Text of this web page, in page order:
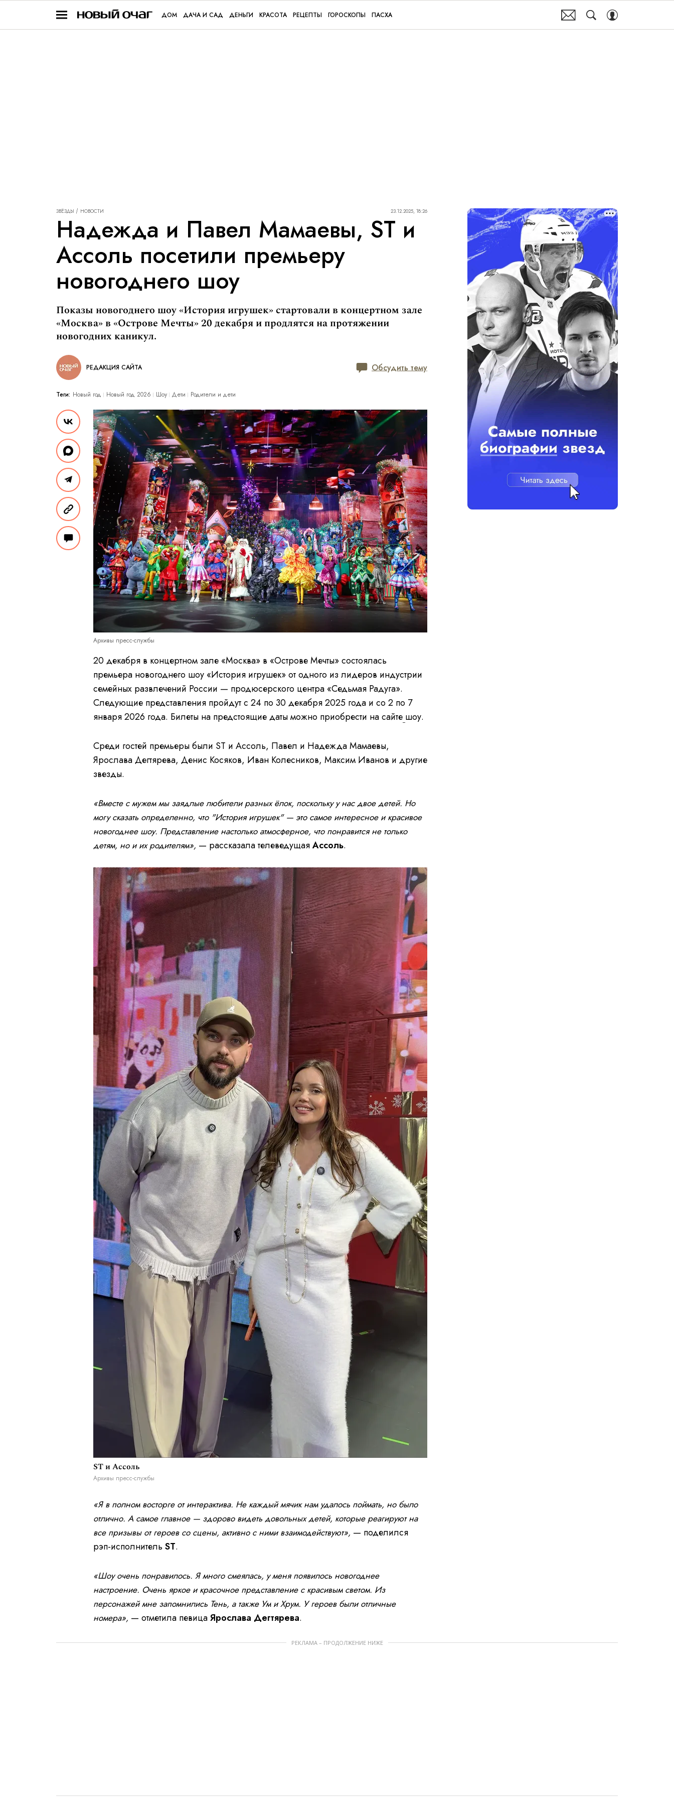
ДОМ ДАЧА И САД ДЕНЬГИ КРАСОТА РЕЦЕПТЫ ГОРОСКОПЫ ПАСХА
ЗВЁЗДЫ НОВОСТИ 23.12.2025, 18:26
Надежда и Павел Мамаевы, ST и
Ассоль посетили премьеру
новогоднего шоу
Показы новогоднего шоу «История игрушек» стартовали в концертном зале
«Москва» в «Острове Мечты» 20 декабря и продлятся на протяжении
новогодних каникул.
РЕДАКЦИЯ САЙТА Обсудить тему
Теги: Новый год Новый год 2026 Шоу Дети Родители и дети
Архивы пресс-службы
20 декабря в концертном зале «Москва» в «Острове Мечты» состоялась
премьера новогоднего шоу «История игрушек» от одного из лидеров индустрии
семейных развлечений России — продюсерского центра «Седьмая Радуга».
Следующие представления пройдут с 24 по 30 декабря 2025 года и со 2 по 7
января 2026 года. Билеты на предстоящие даты можно приобрести на сайте шоу.
Среди гостей премьеры были ST и Ассоль, Павел и Надежда Мамаевы,
Ярослава Дегтярева, Денис Косяков, Иван Колесников, Максим Иванов и другие
звезды.
«Вместе с мужем мы заядлые любители разных ёлок, поскольку у нас двое детей. Но
могу сказать определенно, что "История игрушек" — это самое интересное и красивое
новогоднее шоу. Представление настолько атмосферное, что понравится не только
детям, но и их родителям», — рассказала телеведущаяАссоль.
ST и Ассоль
Архивы пресс-службы
«Я в полном восторге от интерактива. Не каждый мячик нам удалось поймать, но было
отлично. А самое главное — здорово видеть довольных детей, которые реагируют на
все призывы от героев со сцены, активно с ними взаимодействуют», — поделился
рэп-исполнитель ST.
«Шоу очень понравилось. Я много смеялась, у меня появилось новогоднее
настроение. Очень яркое и красочное представление с красивым светом. Из
персонажей мне запомнились Тень, а также Ум и Хрум. У героев были отличные
номера», — отметила певицаЯрослава Дегтярева.
РЕКЛАМА – ПРОДОЛЖЕНИЕ НИЖЕ